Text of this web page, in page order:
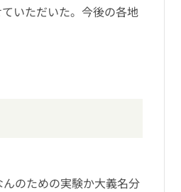
いただいた。今後の各地
のための実験か大義名分